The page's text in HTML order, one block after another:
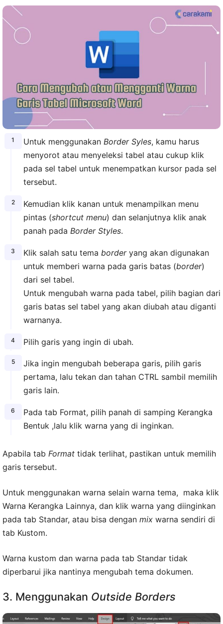
Untuk menggunakan Border Syles, kamu harus
menyorot atau menyeleksi tabel atau cukup klik
pada sel tabel untuk menempatkan kursor pada sel
tersebut.
Kemudian klik kanan untuk menampilkan menu
pintas (shortcut menu) dan selanjutnya klik anak
panah pada Border Styles.
Klik salah satu tema borderyang akan digunakan
untuk memberi warna pada garis batas (border)
dari sel tabel.
Untuk mengubah warna pada tabel, pilih bagian dari
garis batas sel tabel yang akan diubah atau diganti
warnanya.
Pilih garis yang ingin di ubah.
Jika ingin mengubah beberapa garis, pilih garis
pertama, lalu tekan dan tahan CTRL sambil memilih
garis lain.
Pada tab Format, pilih panah di samping Kerangka
Bentuk ,lalu klik warna yang di inginkan.
Apabila tab Format tidak terlihat, pastikan untuk memilih
garis tersebut.
Untuk menggunakan warna selain warna tema, maka klik
Warna Kerangka Lainnya, dan klik warna yang diinginkan
pada tab Standar, atau bisa dengan mix warna sendiri di
tab Kustom.
Warna kustom dan warna pada tab Standar tidak
diperbarui jika nantinya mengubah tema dokumen.
3. Menggunakan Outside Borders